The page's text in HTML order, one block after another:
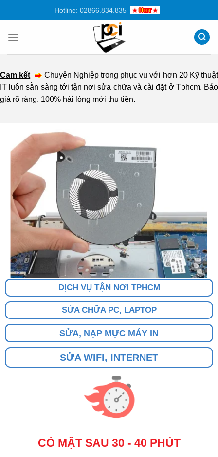
dung
Hotline: 02866.834.835
Cam kết
Chuyên Nghiệp trong phục vụ với hơn 20 Kỹ thuật
IT luôn sẵn sàng tới tận nơi sửa chữa và cài đặt ở Tphcm. Báo
giá rõ ràng. 100% hài lòng mới thu tiền.
DỊCH VỤ TẬN NƠI TPHCM
SỬA CHỮA PC, LAPTOP
SỬA, NẠP MỰC MÁY IN
SỬA WIFI, INTERNET
CÓ MẶT SAU 30 - 40 PHÚT